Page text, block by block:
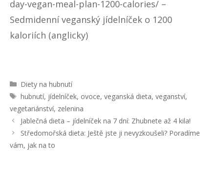
day-vegan-meal-plan-1200-calories/ –
Sedmidenní veganský jídelníček o 1200
kaloriích (anglicky)
R
u
r
i
k
y
Diety na hubnutí
Š
t
í
t
k
y
hubnutí, jídelníček, ovoce,veganská dieta,veganství,
vegetariánství, zelenina
N
a
i
Jablečná dieta – jídelníček na 7 dní: Zhubnete až 4 kila!
Středomořská dieta: Ještě jste ji nevyzkoušeli? Poradíme
vám, jak na to